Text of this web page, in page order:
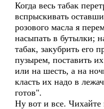
Когда весь табак
вспрыскивать
розового масла я
насыпать в бутылки;
табак, закубрить его
пузырем, поставить
или на шесть, а на
класть их надо в
готов".
Ну вот и все. Чихайте